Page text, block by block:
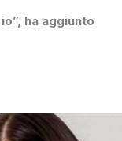
ha aggiunto